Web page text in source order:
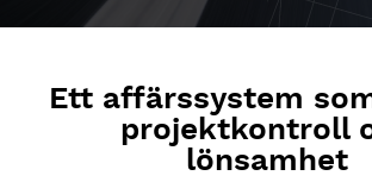
Ett affärssystem
projektkontroll
lönsamhet